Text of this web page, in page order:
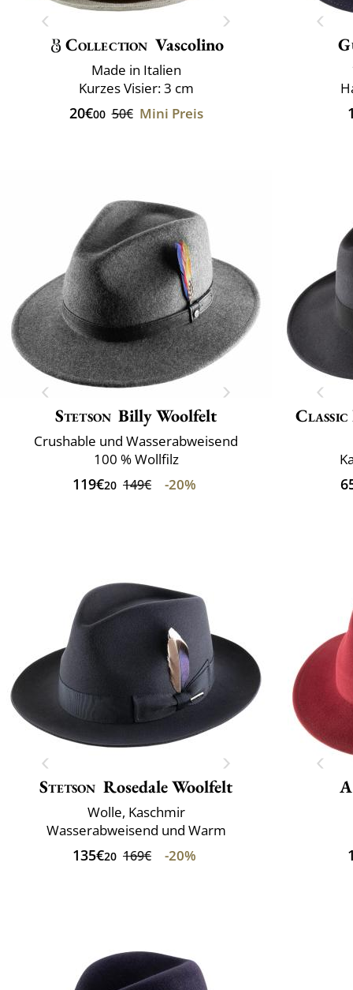
Collection Vascolino
Made in Italien
Kurzes Visier: 3 cm
20€00 50€ Mini Preis
Stetson Billy Woolfelt
Crushable und Wasserabweisend
100 % Wollfilz
119€20 149€ -20%
Stetson Rosedale Woolfelt
Wolle, Kaschmir
Wasserabweisend und Warm
135€20 169€ -20%